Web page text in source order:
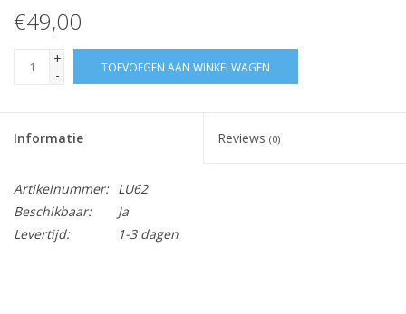
€49,00
+
-
TOEVOEGEN AAN WINKELWAGEN
Informatie Reviews (0)
Artikelnummer: LU62
Beschikbaar:
Ja
Levertijd:
1-3 dagen